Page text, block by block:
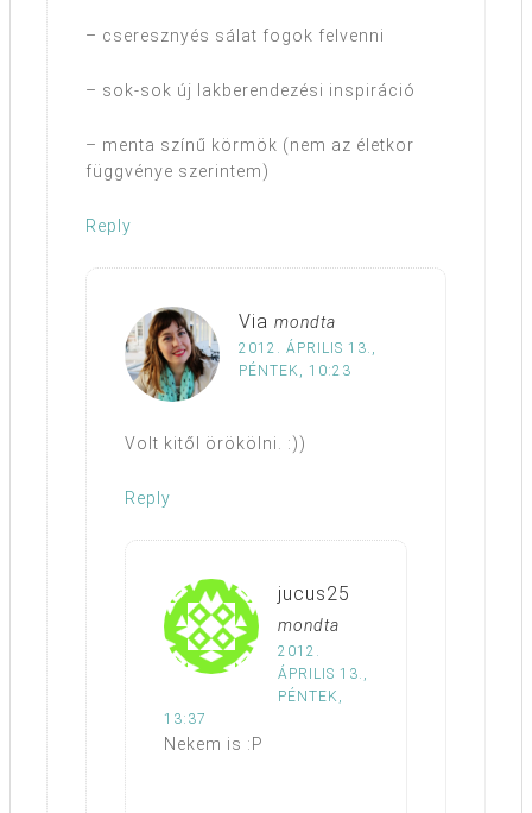
– cseresznyés sálat fogok felvenni
– sok-sok új lakberendezési inspiráció
– menta színű körmök (nem az életkor
függvénye szerintem)
Reply
Via mondta
2012. ÁPRILIS 13.,
PÉNTEK, 10:23
Volt kitől örökölni. :))
Reply
jucus25
mondta
2012.
ÁPRILIS 13.,
PÉNTEK,
13:37
Nekem is :P